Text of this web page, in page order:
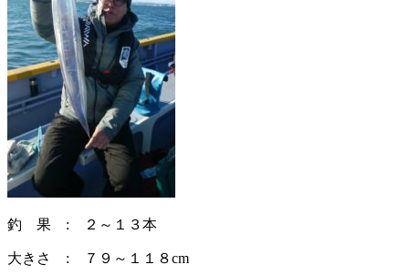
釣 果 : ２～１３本
大きさ : ７９～１１８cm